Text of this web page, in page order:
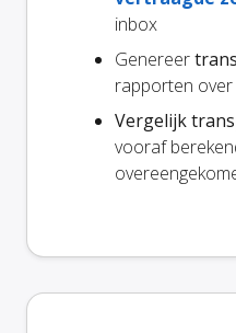
inbox
Genereer
rapporten
Vergelijk
vooraf